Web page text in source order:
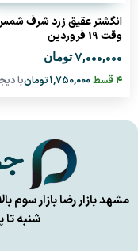
انگشتر عقیق زرد شرف
وقت 19 فروردین
7,000,000تومان
۴ قسط 1,750,000تومانبا
مشهد بازار رضا بازار سوم
شنبه تا